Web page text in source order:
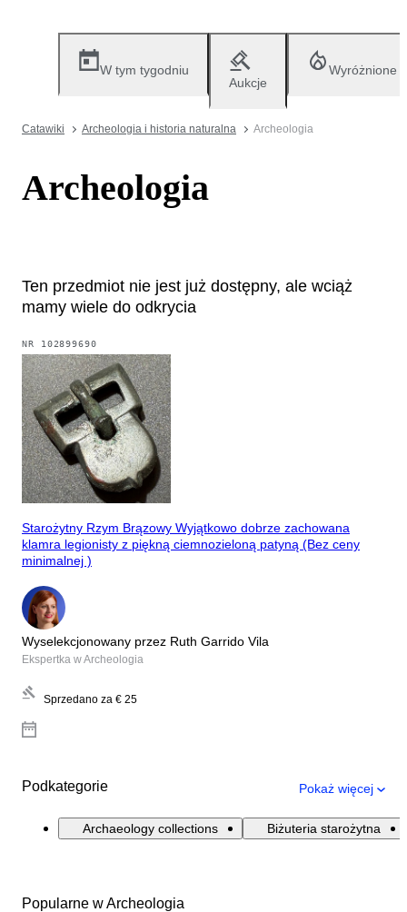
W tym tygodniu
Aukcje
Wyróżnione
Catawiki Archeologia i historia naturalna Archeologia
Archeologia
Ten przedmiot nie jest już dostępny, ale wciąż
mamy wiele do odkrycia
NR 102899690
Starożytny Rzym Brązowy Wyjątkowo dobrze zachowana
klamra legionisty z piękną ciemnozieloną patyną (Bez ceny
minimalnej )
Wyselekcjonowany przez Ruth Garrido Vila
Ekspertka w Archeologia
Sprzedano za € 25
Podkategorie Pokaż więcej
Archaeology collections Biżuteria starożytna
Popularne w Archeologia